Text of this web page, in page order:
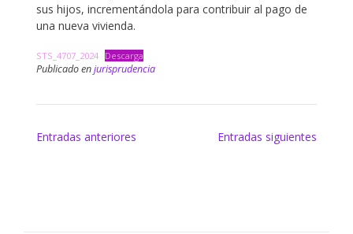
sus hijos, incrementándola para contribuir al pago de
una nueva vivienda.
STS_4707_2024 Descarga
Publicado enjurisprudencia
Navegación
Entradas anteriores Entradas siguientes